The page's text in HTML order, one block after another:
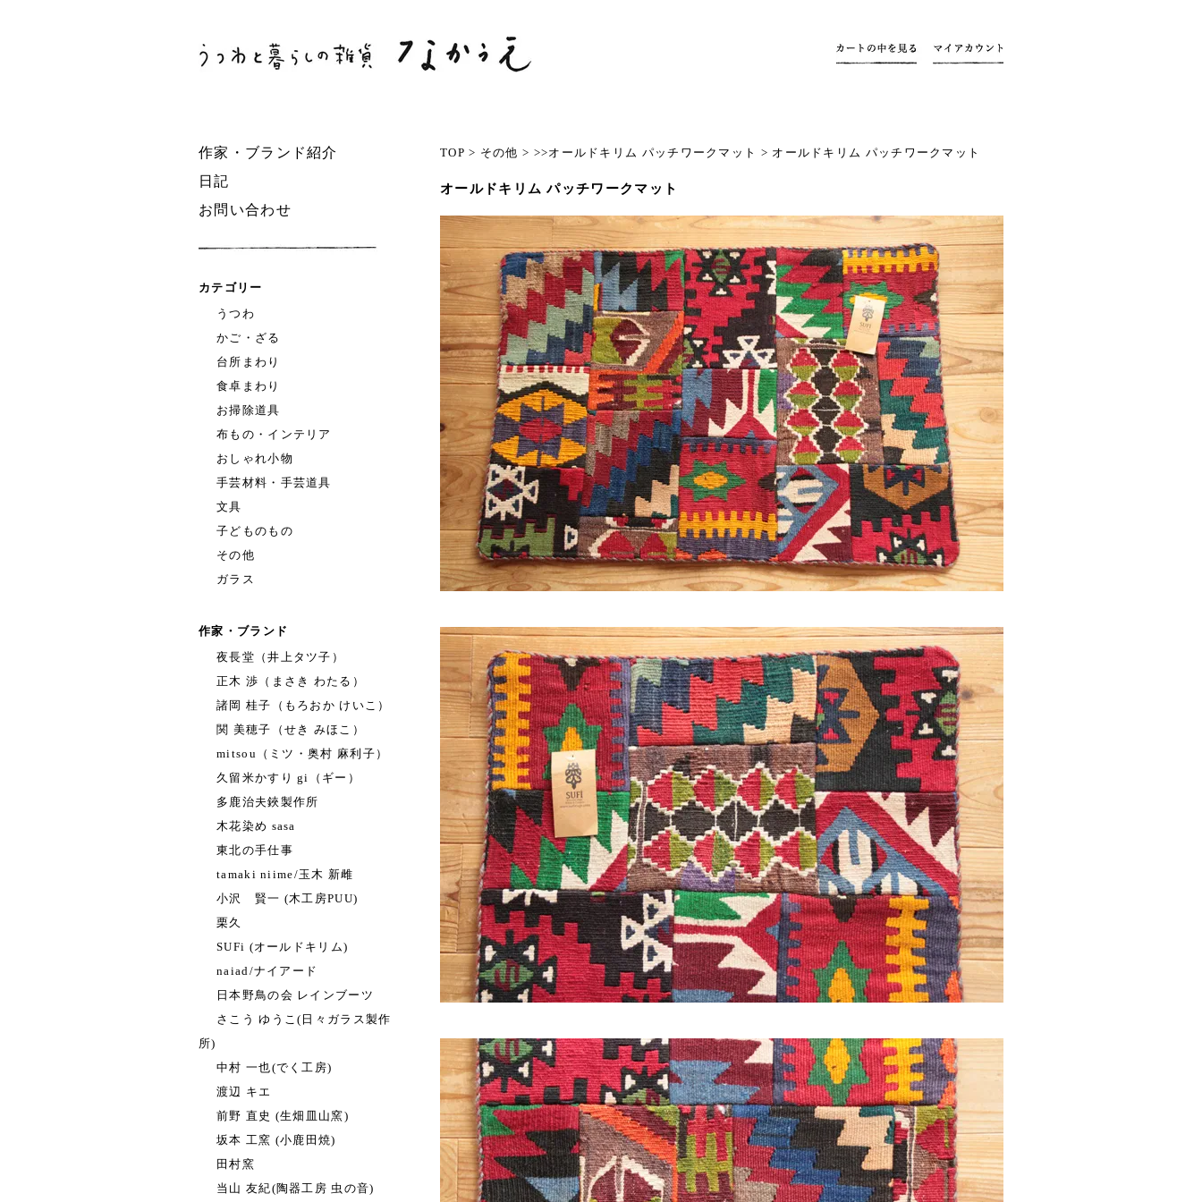
作家・ブランド紹介
日記
お問い合わせ
カテゴリー
うつわ
かご・ざる
台所まわり
食卓まわり
お掃除道具
布もの・インテリア
おしゃれ小物
手芸材料・手芸道具
文具
子どものもの
その他
ガラス
作家・ブランド
夜長堂（井上タツ子）
正木 渉（まさき わたる）
諸岡 桂子（もろおか けいこ）
関 美穂子（せき みほこ）
mitsou（ミツ・奥村 麻利子）
久留米かすり gi（ギー）
多鹿治夫鋏製作所
木花染め sasa
東北の手仕事
tamaki niime/玉木 新雌
小沢 賢一 (木工房PUU)
栗久
SUFi (オールドキリム)
naiad/ナイアード
日本野鳥の会 レインブーツ
さこう ゆうこ(日々ガラス製作
所)
中村 一也(でく工房)
渡辺 キエ
前野 直史 (生畑皿山窯)
坂本 工窯 (小鹿田焼)
田村窯
当山 友紀(陶器工房 虫の音)
TOP > その他 > >>オールドキリム パッチワークマット > オールドキリム パッチワークマット
オールドキリム パッチワークマット